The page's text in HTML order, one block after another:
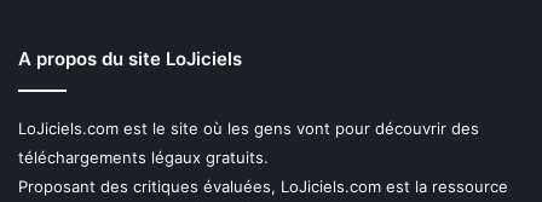
A propos du site LoJiciels
LoJiciels.com est le site où les gens vont pour découvrir des
téléchargements légaux gratuits.
Proposant des critiques évaluées, LoJiciels.com est la ressource